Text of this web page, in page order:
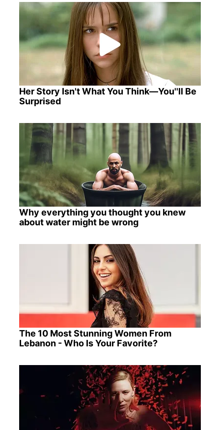
Her Story Isn't What You Think—You''ll Be
Surprised
Why everything you thought you knew
about water might be wrong
The 10 Most Stunning Women From
Lebanon - Who Is Your Favorite?